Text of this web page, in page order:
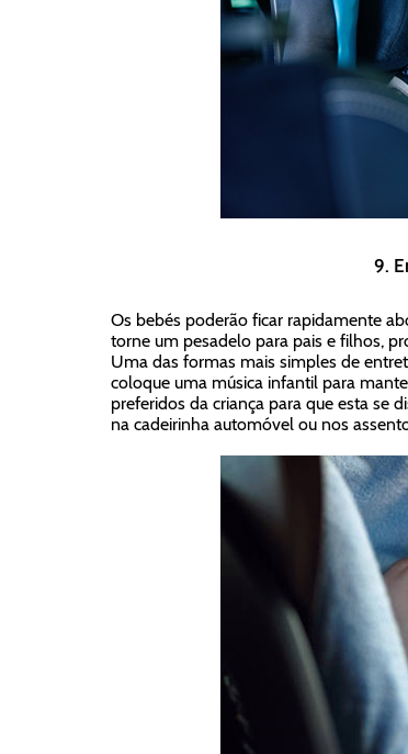
9.
Os bebés poderão ficar rapidamente
torne um pesadelo para pais e filhos,
Uma das formas mais simples de
coloque uma música infantil para
preferidos da criança para que esta se
na cadeirinha automóvel ou nos